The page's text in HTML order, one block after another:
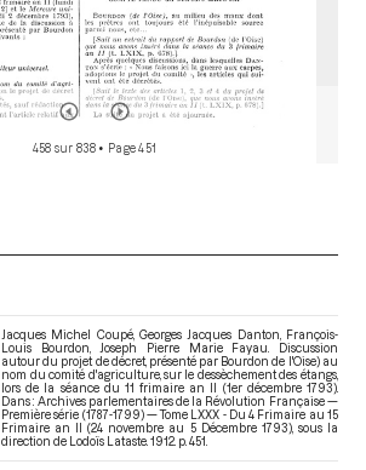
458 sur 838 • Page 451
Jacques Michel Coupé, Georges Jacques Danton, François-
Louis Bourdon, Joseph Pierre Marie Fayau. Discussion
autour du projet de décret, présenté par Bourdon de l'Oise) au
nom du comité d'agriculture, sur le dessèchement des étangs,
lors de la séance du 11 frimaire an II (1er décembre 1793).
Dans : Archives parlementaires de la Révolution Française —
Première série (1787-1799) — Tome LXXX - Du 4 Frimaire au 15
Frimaire an II (24 novembre au 5 Décembre 1793), sous la
direction de Lodoïs Lataste. 1912. p. 451.